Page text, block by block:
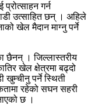
गर्न
उत्साहित छन् । अहिले
खेल मैदान माग्नु पर्ने
छैनन् । जिल्लास्तरीय
खेल क्षेत्रमा बढ्दो
खुम्चीनु पर्ने स्थिती
रहेको सघन सहरी
छ ।